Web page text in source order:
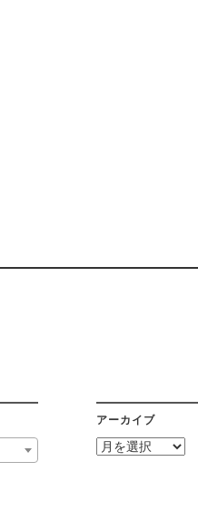
アーカイブ
ア
ー